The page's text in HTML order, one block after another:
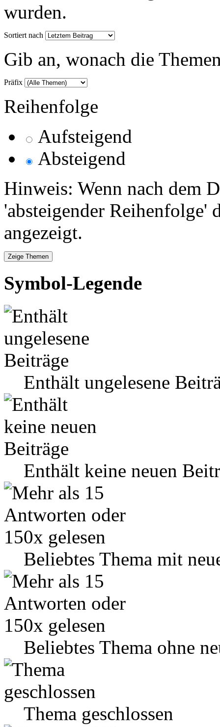
wurden.
Sortiert nach
Gib an, wonach die
Präfix
Reihenfolge
Aufsteigend
Absteigend
Hinweis: Wenn nach dem
'absteigender Reihenfolge'
angezeigt.
Symbol-Legende
Enthält ungelesene
Enthält keine neuen
Beliebtes Thema mit
Beliebtes Thema ohne
Thema geschlossen